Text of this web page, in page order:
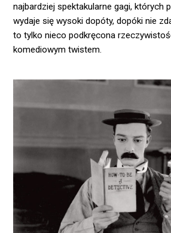
najbardziej spektakularne gagi, których
wydaje się wysoki dopóty, dopóki nie
to tylko nieco podkręcona
komediowym twistem.